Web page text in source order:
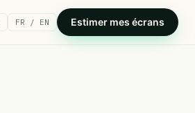
FR / EN Estimer mes écrans